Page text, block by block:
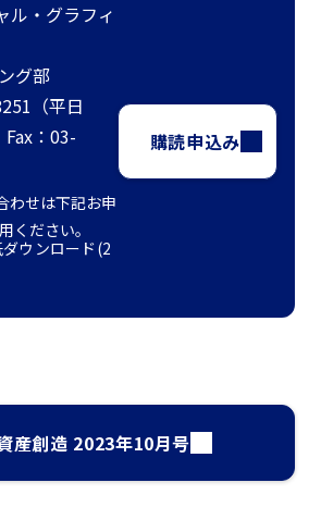
ル・グラフィ
グ部
（平日
：03-
わせは下記お申
ください。
ウンロード(2
購読申込み
産創造 2023年10月号